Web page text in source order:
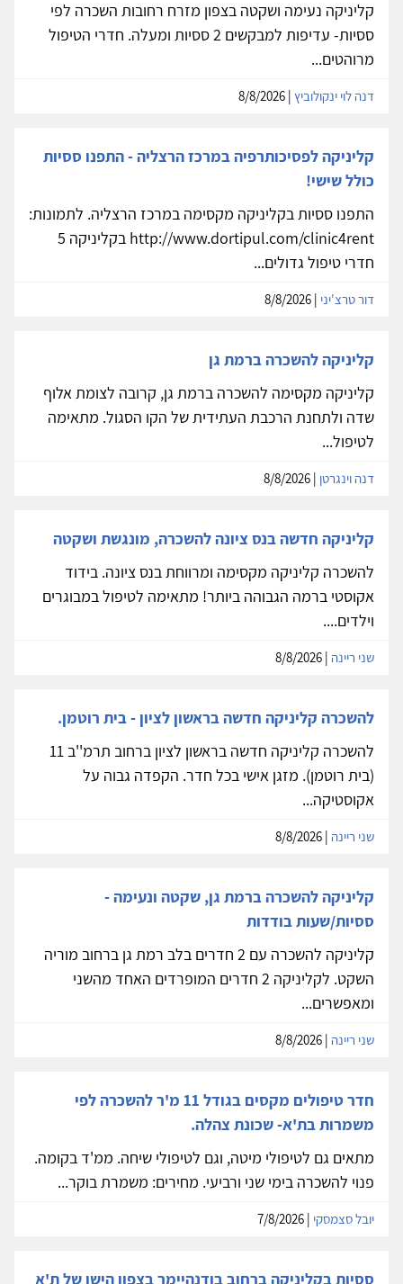
קליניקה נעימה ושקטה בצפון מזרח רחובות השכרה לפי
ססיות- עדיפות למבקשים 2 ססיות ומעלה. חדרי הטיפול
מרוהטים...
דנה לוי ינקולוביץ
קליניקה לפסיכותרפיה במרכז הרצליה - התפנו ססיות
כולל שישי!
התפנו ססיות בקליניקה מקסימה במרכז הרצליה. לתמונות:
http://www.dortipul.com/clinic4rent בקליניקה 5
חדרי טיפול גדולים...
דור טרצ'יני
קליניקה להשכרה ברמת גן
קליניקה מקסימה להשכרה ברמת גן, קרובה לצומת אלוף
שדה ולתחנת הרכבת העתידית של הקו הסגול. מתאימה
לטיפול...
דנה וינגרטן
קליניקה חדשה בנס ציונה להשכרה, מונגשת ושקטה
להשכרה קליניקה מקסימה ומרווחת בנס ציונה. בידוד
אקוסטי ברמה הגבוהה ביותר! מתאימה לטיפול במבוגרים
וילדים....
שני ריינה
להשכרה קליניקה חדשה בראשון לציון - בית רוטמן.
להשכרה קליניקה חדשה בראשון לציון ברחוב תרמ''ב 11
(בית רוטמן). מזגן אישי בכל חדר. הקפדה גבוה על
אקוסטיקה...
שני ריינה
קליניקה להשכרה ברמת גן, שקטה ונעימה -
ססיות/שעות בודדות
קליניקה להשכרה עם 2 חדרים בלב רמת גן ברחוב מוריה
השקט. לקליניקה 2 חדרים המופרדים האחד מהשני
ומאפשרים...
שני ריינה
חדר טיפולים מקסים בגודל 11 מ'ר להשכרה לפי
משמרות בת'א- שכונת צהלה.
מתאים גם לטיפולי מיטה, וגם לטיפולי שיחה. ממ'ד בקומה.
פנוי להשכרה בימי שני ורביעי. מחירים: משמרת בוקר...
יובל סצמסקי
ססיות בקליניקה ברחוב בודנהיימר בצפון הישן של ת'א